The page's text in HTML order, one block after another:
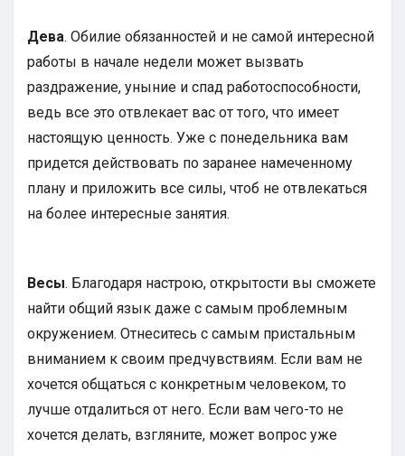
Дева. Обилие обязанностей и не самой интересной
работы в начале недели может вызвать
раздражение, уныние и спад работоспособности,
ведь все это отвлекает вас от того, что имеет
настоящую ценность. Уже с понедельника вам
придется действовать по заранее намеченному
плану и приложить все силы, чтоб не отвлекаться
на более интересные занятия.
Весы. Благодаря настрою, открытости вы сможете
найти общий язык даже с самым проблемным
окружением. Отнеситесь с самым пристальным
вниманием к своим предчувствиям. Если вам не
хочется общаться с конкретным человеком, то
лучше отдалиться от него. Если вам чего-то не
хочется делать, взгляните, может вопрос уже